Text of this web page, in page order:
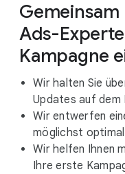
Ads-
Kampagne
Wir halten Sie
Updates auf dem
Wir entwerfen
möglichst
Wir helfen Ihnen
Ihre erste